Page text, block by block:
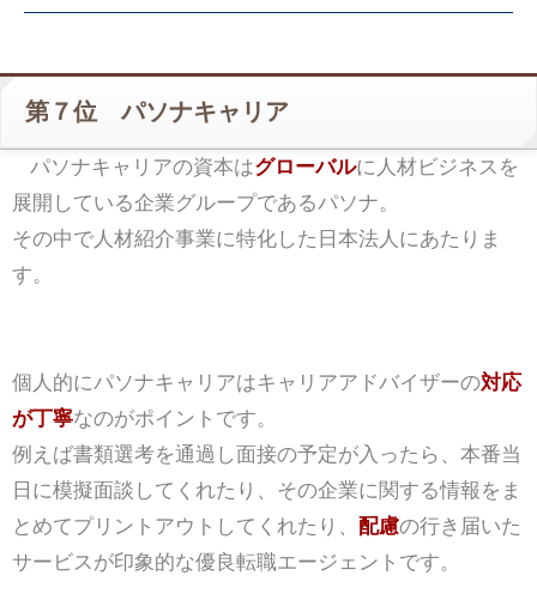
第７位 パソナキャリア
パソナキャリアの資本はグローバルに人材ビジネスを
展開している企業グループであるパソナ。
その中で人材紹介事業に特化した日本法人にあたりま
す。
個人的にパソナキャリアはキャリアアドバイザーの対応
が丁寧なのがポイントです。
例えば書類選考を通過し面接の予定が入ったら、本番当
日に模擬面談してくれたり、その企業に関する情報をま
とめてプリントアウトしてくれたり、 配慮の行き届いた
サービスが印象的な優良転職エージェントです。